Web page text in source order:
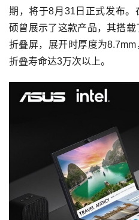
期，将于8月31日正式发布
硕曾展示了这款产品，其搭
折叠屏，展开时厚度为8.7mm
折叠寿命达3万次以上。